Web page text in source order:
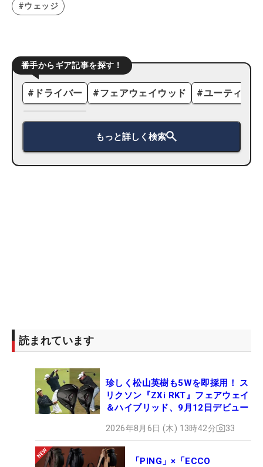
#ウェッジ
番手からギア記事を探す！
# ドライバー #フェアウェイウッド #ユーティリ
もっと詳しく検索
読まれています
珍しく松山英樹も5Wを即採用！ ス
リクソン『ZXi RKT』フェアウェイ
＆ハイブリッド、9月12日デビュー
2026年8月6日 (木) 13時42分 33
「PING」×「ECCO